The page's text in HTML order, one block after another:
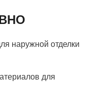
наружной отделки
для